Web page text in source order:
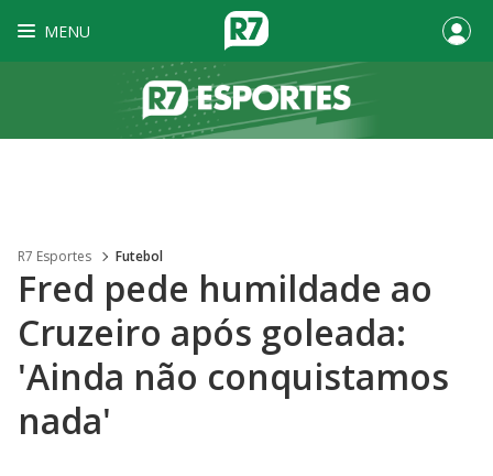
MENU
R7 Esportes Futebol
Fred pede humildade ao
Cruzeiro após goleada:
'Ainda não conquistamos
nada'